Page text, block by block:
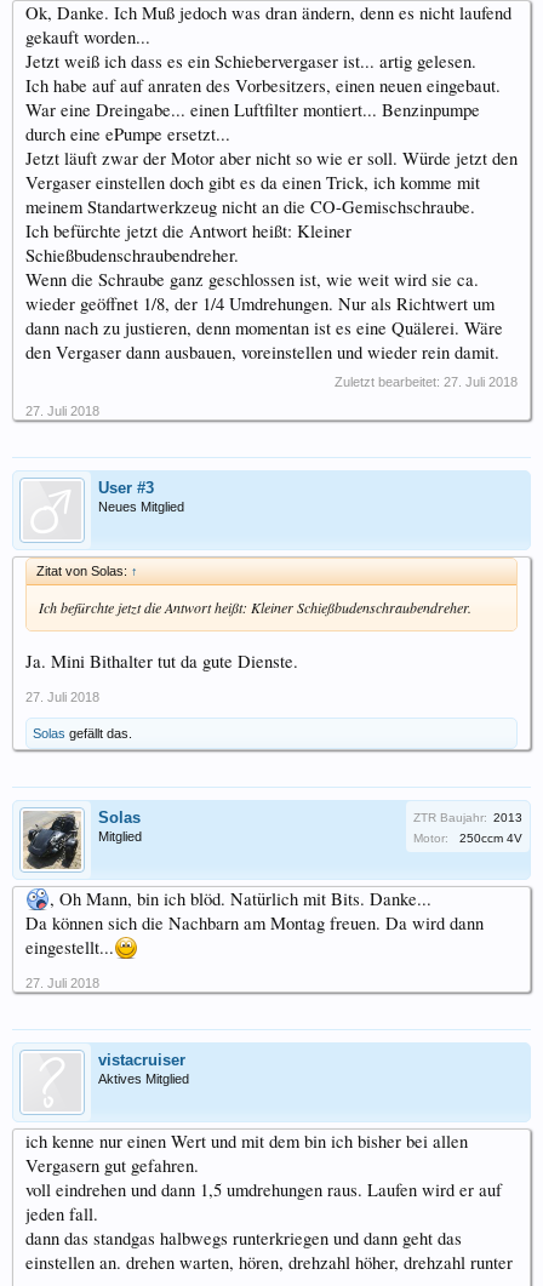
Ok, Danke. Ich Muß jedoch was dran ändern, denn es nicht laufend
gekauft worden...
Jetzt weiß ich dass es ein Schiebervergaser ist... artig gelesen.
Ich habe auf auf anraten des Vorbesitzers, einen neuen eingebaut.
War eine Dreingabe... einen Luftfilter montiert... Benzinpumpe
durch eine ePumpe ersetzt...
Jetzt läuft zwar der Motor aber nicht so wie er soll. Würde jetzt den
Vergaser einstellen doch gibt es da einen Trick, ich komme mit
meinem Standartwerkzeug nicht an die CO-Gemischschraube.
Ich befürchte jetzt die Antwort heißt: Kleiner
Schießbudenschraubendreher.
Wenn die Schraube ganz geschlossen ist, wie weit wird sie ca.
wieder geöffnet 1/8, der 1/4 Umdrehungen. Nur als Richtwert um
dann nach zu justieren, denn momentan ist es eine Quälerei. Wäre
den Vergaser dann ausbauen, voreinstellen und wieder rein damit.
Zuletzt bearbeitet: 27. Juli 2018
27. Juli 2018
User #3
Neues Mitglied
Zitat von Solas: ↑
Ich befürchte jetzt die Antwort heißt: Kleiner Schießbudenschraubendreher.
Ja. Mini Bithalter tut da gute Dienste.
27. Juli 2018
Solas gefällt das.
Solas
Mitglied
ZTR Baujahr: 2013
Motor:
250ccm 4V
, Oh Mann, bin ich blöd. Natürlich mit Bits. Danke...
Da können sich die Nachbarn am Montag freuen. Da wird dann
eingestellt...
27. Juli 2018
vistacruiser
Aktives Mitglied
ich kenne nur einen Wert und mit dem bin ich bisher bei allen
Vergasern gut gefahren.
voll eindrehen und dann 1,5 umdrehungen raus. Laufen wird er auf
jeden fall.
dann das standgas halbwegs runterkriegen und dann geht das
einstellen an. drehen warten, hören, drehzahl höher, drehzahl runter